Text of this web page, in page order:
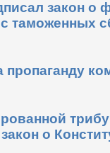
закон о
таможенных
пропаганду
о